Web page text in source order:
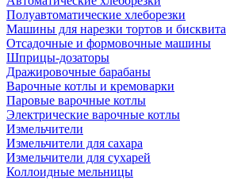
Полуавтоматические хлеборезки
Машины для нарезки тортов и бисквита
Отсадочные и формовочные машины
Шприцы-дозаторы
Дражировочные барабаны
Варочные котлы и кремоварки
Паровые варочные котлы
Электрические варочные котлы
Измельчители
Измельчители для сахара
Измельчители для сухарей
Коллоидные мельницы